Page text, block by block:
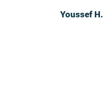
Youssef H.